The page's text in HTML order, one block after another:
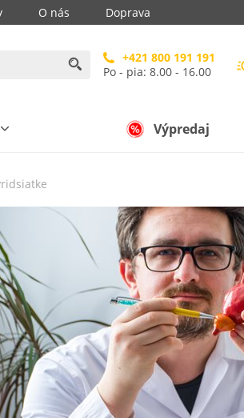
O nás Doprava
+421 800 191 191
Po - pia: 8.00 - 16.00
Výpredaj